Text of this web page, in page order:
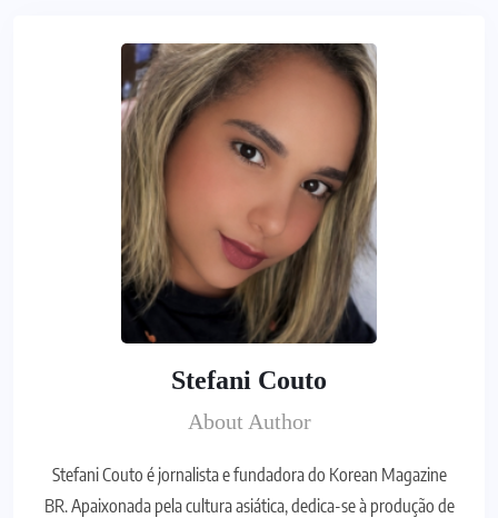
Stefani Couto
About Author
Stefani Couto é jornalista e fundadora do Korean Magazine
BR. Apaixonada pela cultura asiática, dedica-se à produção de